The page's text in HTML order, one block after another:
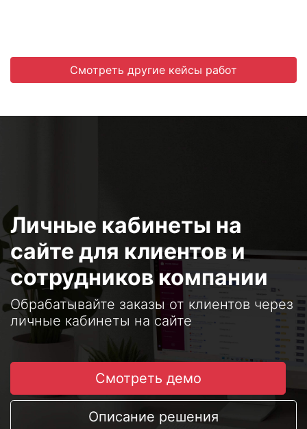
Смотреть другие кейсы работ
Личные кабинеты на
сайте для клиентов и
сотрудников компании
Обрабатывайте заказы от клиентов через
личные кабинеты на сайте
Смотреть демо
Описание решения